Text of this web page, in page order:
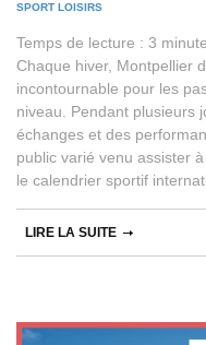
SPORT LOISIRS
Temps de lecture : 3
Chaque hiver, Montpellier
incontournable pour les
niveau. Pendant plusieurs
échanges et des
public varié venu assister
le calendrier sportif
LIRE LA SUITE